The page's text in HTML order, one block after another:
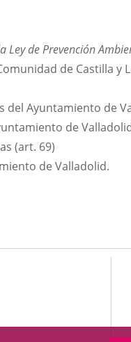
de Prevención
de Castilla y
del Ayuntamiento de
de
(art. 69)
de Valladolid.